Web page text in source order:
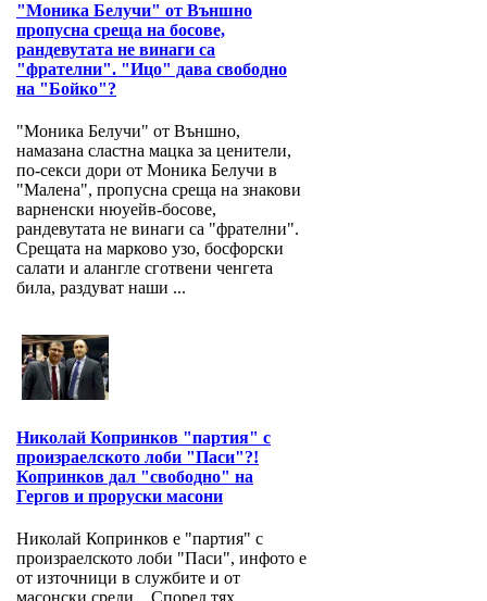
"Моника Белучи" от Външно
пропусна среща на босове,
рандевутата не винаги са
"фрателни". "Ицо" дава свободно
на "Бойко"?
"Моника Белучи" от Външно,
намазана сластна мацка за ценители,
по-секси дори от Моника Белучи в
"Малена", пропусна среща на знакови
варненски нюуейв-босове,
рандевутата не винаги са "фрателни".
Срещата на марково узо, босфорски
салати и алангле сготвени ченгета
била, раздуват наши ...
Николай Копринков "партия" с
произраелското лоби "Паси"?!
Копринков дал "свободно" на
Гергов и проруски масони
Николай Копринков е "партия" с
произраелското лоби "Паси", инфото е
от източници в службите и от